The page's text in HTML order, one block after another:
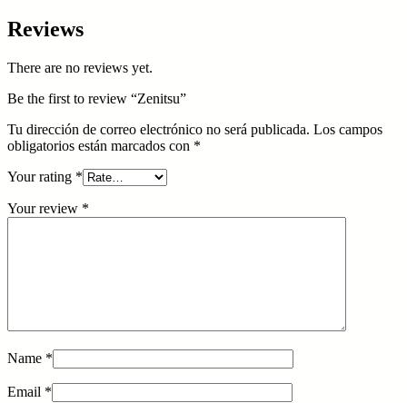
Reviews
There are no reviews yet.
Be the first to review “Zenitsu”
Tu dirección de correo electrónico no será publicada. Los campos
obligatorios están marcados con *
Your rating *
Your review *
Name *
Email *